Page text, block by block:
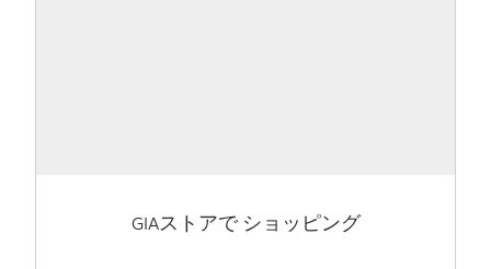
GIAストアで ショッピング